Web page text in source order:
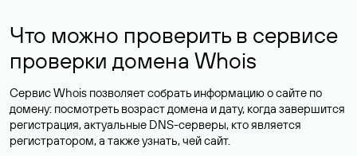
Что можно проверить в сервисе
проверки домена Whois
Сервис Whois позволяет собрать информацию о сайте по
домену: посмотреть возраст домена и дату, когда завершится
регистрация, актуальные DNS-серверы, кто является
регистратором, а также узнать, чей сайт.